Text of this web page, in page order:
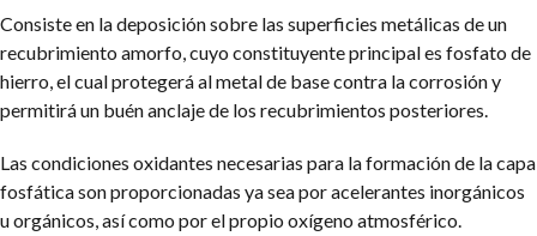
Consiste en la deposición sobre las superficies metálicas de un
recubrimiento amorfo, cuyo constituyente principal es fosfato de
hierro, el cual protegerá al metal de base contra la corrosión y
permitirá un buén anclaje de los recubrimientos posteriores.
Las condiciones oxidantes necesarias para la formación de la capa
fosfática son proporcionadas ya sea por acelerantes inorgánicos
u orgánicos, así como por el propio oxígeno atmosférico.